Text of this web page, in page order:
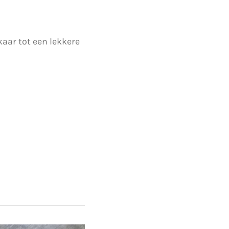
tot een lekkere